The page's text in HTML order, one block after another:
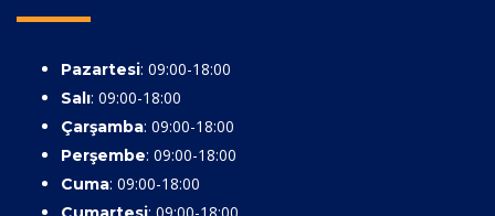
Pazartesi: 09:00-18:00
Salı: 09:00-18:00
Çarşamba: 09:00-18:00
Perşembe: 09:00-18:00
Cuma: 09:00-18:00